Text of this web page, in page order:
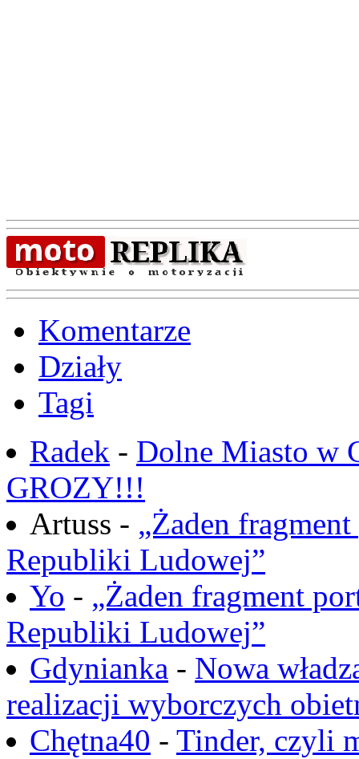
Komentarze
Działy
Tagi
Radek - Dolne Miasto w
GROZY!!!
Artuss - „Żaden
Republiki Ludowej”
Yo - „Żaden fragment
Republiki Ludowej”
Gdynianka - Nowa
realizacji wyborczych
Chętna40 - Tinder, czyli